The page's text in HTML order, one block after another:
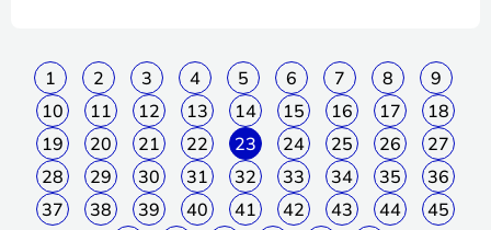
1 2 3 4 5 6 7 8
9
10
11 12 13 14 15 16 17
18
19
20 21 22 23 24 25 26
27
28
29 30 31 32 33 34 35
36
37
38 39 40 41 42 43 44
45